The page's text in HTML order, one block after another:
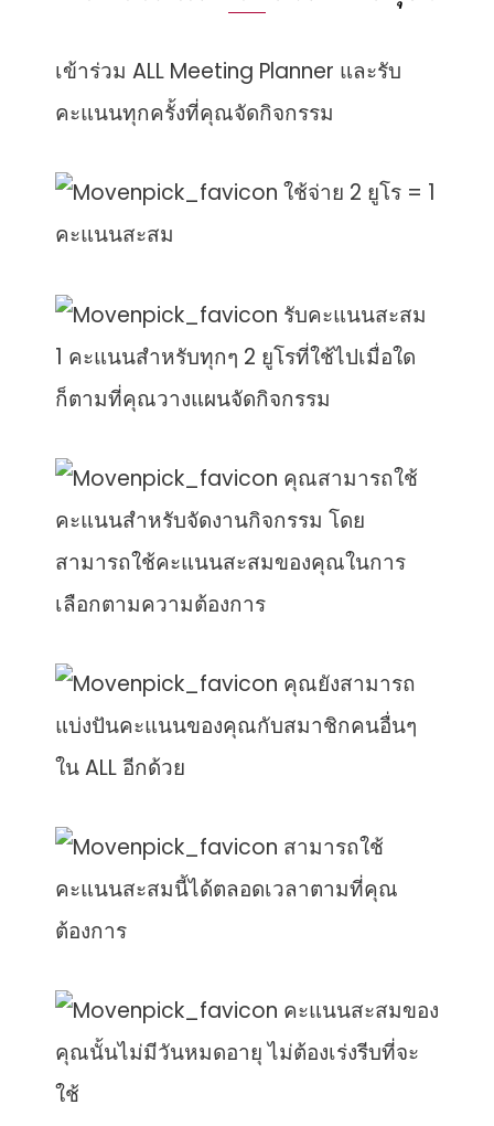
เข้าร่วม ALL Meeting Planner และรับ
คะแนนทุกครั้งที่คุณจัดกิจกรรม
ใช้จ่าย 2 ยูโร = 1
คะแนนสะสม
รับคะแนนสะสม
1 คะแนนสำหรับทุกๆ 2 ยูโรที่ใช้ไปเมื่อใด
ก็ตามที่คุณวางแผนจัดกิจกรรม
คุณสามารถใช้
คะแนนสำหรับจัดงานกิจกรรม โดย
สามารถใช้คะแนนสะสมของคุณในการ
เลือกตามความต้องการ
คุณยังสามารถ
แบ่งปันคะแนนของคุณกับสมาชิกคนอื่นๆ
ใน ALL อีกด้วย
สามารถใช้
คะแนนสะสมนี้ได้ตลอดเวลาตามที่คุณ
ต้องการ
คะแนนสะสมของ
คุณนั้นไม่มีวันหมดอายุ ไม่ต้องเร่งรีบที่จะ
ใช้